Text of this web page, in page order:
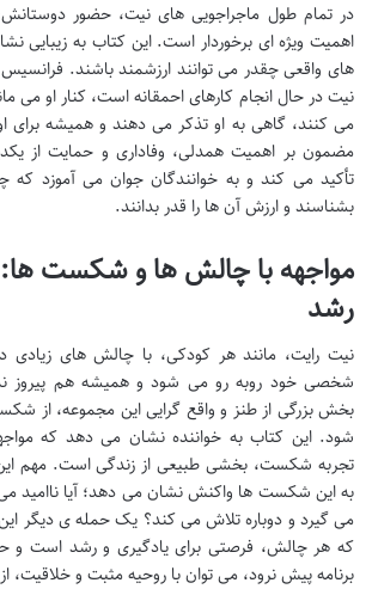
در تمام طول ماجراجویی های نیت، حضور
اهمیت ویژه ای برخوردار است. این کتاب به زیبایی
های واقعی چقدر می توانند ارزشمند باشند.
نیت در حال انجام کارهای احمقانه است، کنار او می
می کنند، گاهی به او تذکر می دهند و همیشه برای
مضمون بر اهمیت همدلی، وفاداری و حمایت از
تأکید می کند و به خوانندگان جوان می آموزد که
بشناسند و ارزش آن ها را قدر بدانند.
مواجهه با چالش ها و شکست
رشد
نیت رایت، مانند هر کودکی، با چالش های زیادی
شخصی خود روبه رو می شود و همیشه هم پیروز
بخش بزرگی از طنز و واقع گرایی این مجموعه، از
شود. این کتاب به خواننده نشان می دهد که
تجربه شکست، بخشی طبیعی از زندگی است. مهم
به این شکست ها واکنش نشان می دهد؛ آیا ناامید
می گیرد و دوباره تلاش می کند؟ یک حمله ی دیگر
که هر چالش، فرصتی برای یادگیری و رشد است و
برنامه پیش نرود، می توان با روحیه مثبت و خلاقیت،